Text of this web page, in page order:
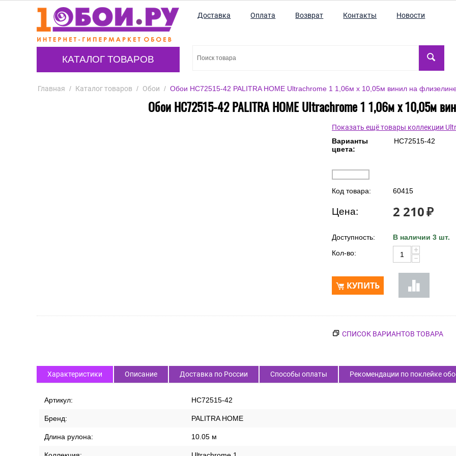
КАТАЛОГ ТОВАРОВ
Доставка Оплата Возврат Контакты Новости
Главная / Каталог товаров / Обои / Обои HC72515-42 PALITRA HOME Ultrachrome 1 1,06м х 10,05м винил на
Обои HC72515-42 PALITRA HOME Ultrachrome 1 1,06м х 10,05м
Показать ещё товары коллекции
Варианты
цвета:
HC72515-42
Код товара: 60415
Цена: 2 210₽
Доступность:
В наличии 3 шт.
Кол-во:
+
−
КУПИТЬ
СПИСОК ВАРИАНТОВ ТОВАРА
Характеристики Описание Доставка по России Способы оплаты Рекомендации по поклейке
Артикул: HC72515-42
Бренд: PALITRA HOME
Длина рулона: 10.05 м